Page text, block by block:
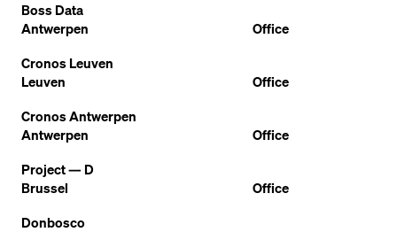
Boss Data
Antwerpen
Office
Cronos Leuven
Leuven
Office
Cronos Antwerpen
Antwerpen
Office
Project — D
Brussel
Office
Donbosco